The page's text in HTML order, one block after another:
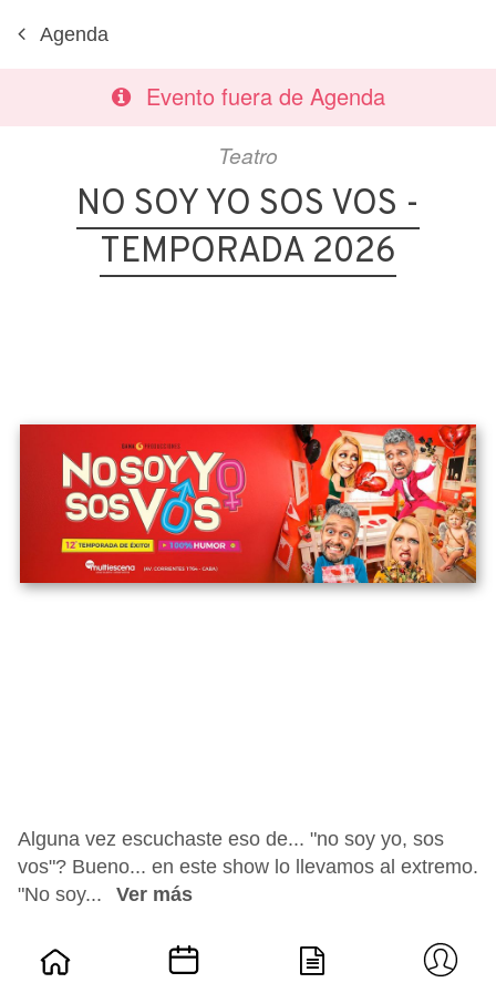
Agenda
Evento fuera de Agenda
Teatro
NO SOY YO SOS VOS -
TEMPORADA 2026
Alguna vez escuchaste eso de... "no soy yo, sos
vos"? Bueno... en este show lo llevamos al extremo.
"No soy...
Ver más